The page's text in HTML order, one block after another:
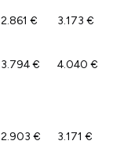
2.861 € 3.173 €
3.794 € 4.040 €
2.903 € 3.171 €